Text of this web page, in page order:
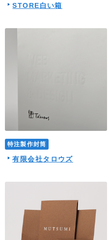
STORE白い箱
特注製作封筒
有限会社タロウズ